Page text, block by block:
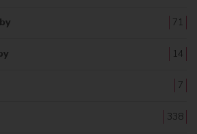
71
14
7
338